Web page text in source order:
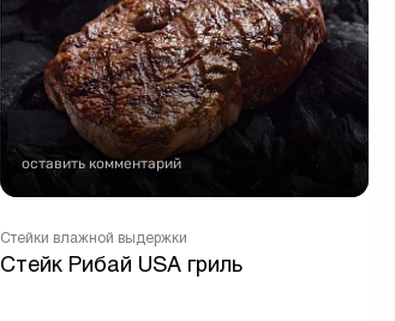
оставить комментарий
Стейки влажной выдержки
Стейк Рибай USA гриль